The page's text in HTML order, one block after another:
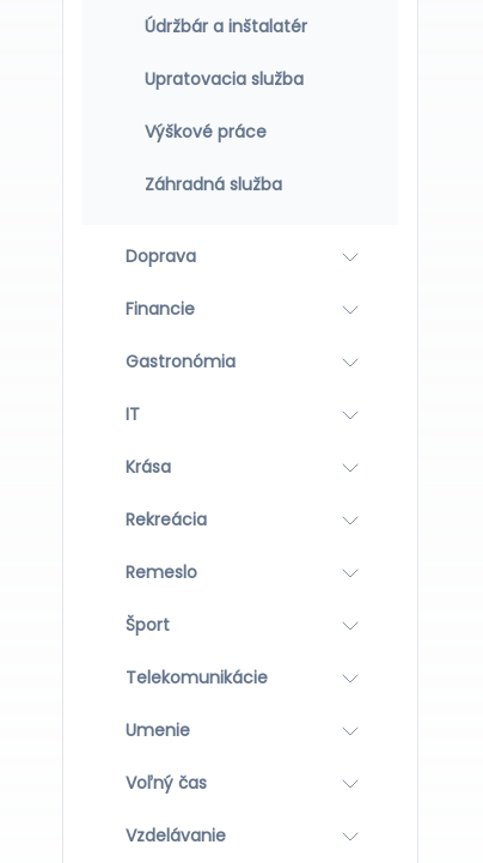
Údržbár a inštalatér
Upratovacia služba
Výškové práce
Záhradná služba
Doprava
Financie
Gastronómia
IT
Krása
Rekreácia
Remeslo
Šport
Telekomunikácie
Umenie
Voľný čas
Vzdelávanie